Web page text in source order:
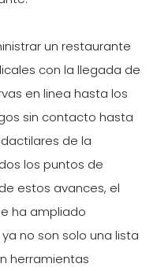
un restaurante
con la llegada de
en linea hasta los
sin contacto hasta
de la
los puntos de
estos avances, el
ha ampliado
no son solo una lista
herramientas